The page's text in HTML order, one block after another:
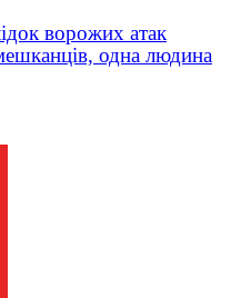
ворожих атак
одна людина